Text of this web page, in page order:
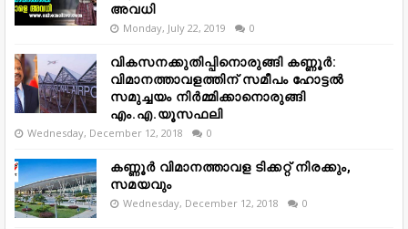
അവധി
Monday, July 22, 2019 0
വികസനക്കുതിപ്പിനൊരുങ്ങി കണ്ണൂർ:
വിമാനത്താവളത്തിന് സമീപം ഹോട്ടൽ
സമുച്ചയം നിർമ്മിക്കാനൊരുങ്ങി
എം.എ.യൂസഫലി
Wednesday, December 12, 2018 0
കണ്ണൂർ വിമാനത്താവള ടിക്കറ്റ് നിരക്കും,
സമയവും
Wednesday, December 12, 2018 0